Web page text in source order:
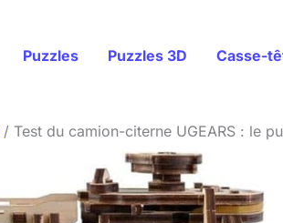
Puzzles Puzzles 3D Casse-
Test du camion-citerne UGEARS : le